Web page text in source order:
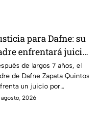
para Dafne: su
enfrentará juicio
presunto abuso
en 2019 en
de largos 7 años, el
de Dafne Zapata Quintos
un juicio por
abusar de la
2026